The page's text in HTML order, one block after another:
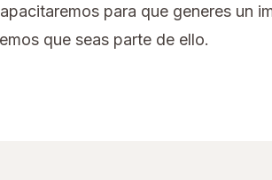
para que generes un
que seas parte de ello.